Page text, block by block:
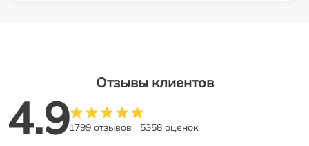
Отзывы клиентов
4.91799 отзывов 5358 оценок